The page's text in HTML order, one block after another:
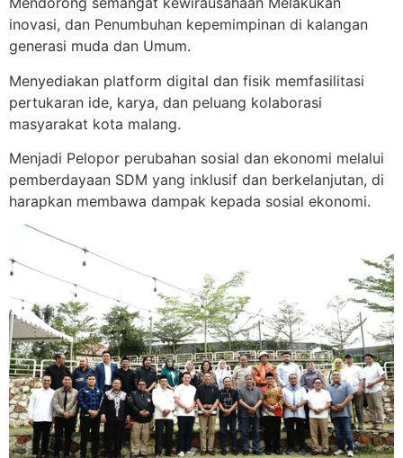
inovasi, dan Penumbuhan kepemimpinan di kalangan
generasi muda dan Umum.
Menyediakan platform digital dan fisik memfasilitasi
pertukaran ide, karya, dan peluang kolaborasi
masyarakat kota malang.
Menjadi Pelopor perubahan sosial dan ekonomi melalui
pemberdayaan SDM yang inklusif dan berkelanjutan, di
harapkan membawa dampak kepada sosial ekonomi.